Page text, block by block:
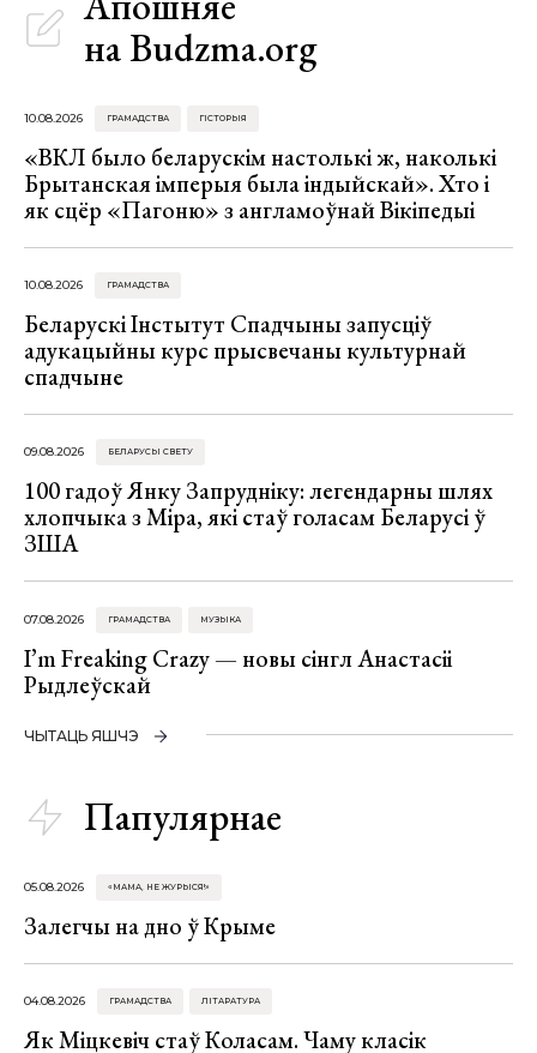
на Budzma.org
10.08.2026 ГРАМАДСТВА ГІСТОРЫЯ
«ВКЛ было беларускім настолькі ж, наколькі
Брытанская імперыя была індыйскай». Хто і
як сцёр «Пагоню» з англамоўнай Вікіпедыі
10.08.2026 ГРАМАДСТВА
Беларускі Інстытут Спадчыны запусціў
адукацыйны курс прысвечаны культурнай
спадчыне
09.08.2026 БЕЛАРУСЫ СВЕТУ
100 гадоў Янку Запрудніку: легендарны шлях
хлопчыка з Міра, які стаў голасам Беларусі ў
ЗША
07.08.2026 ГРАМАДСТВА МУЗЫКА
I’m Freaking Crazy — новы сінгл Анастасіі
Рыдлеўскай
ЧЫТАЦЬ ЯШЧЭ
Папулярнае
05.08.2026 «МАМА, НЕ ЖУРЫСЯ!»
Залегчы на дно ў Крыме
04.08.2026 ГРАМАДСТВА ЛІТАРАТУРА
Як Міцкевіч стаў Коласам. Чаму класік